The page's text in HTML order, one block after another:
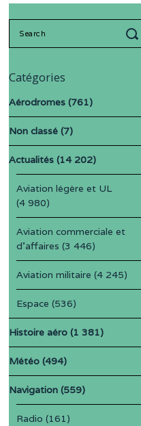
Catégories
Aérodromes (761)
Non classé (7)
Actualités (14 202)
Aviation légère et UL
(4 980)
Aviation commerciale et
d'affaires (3 446)
Aviation militaire (4 245)
Espace (536)
Histoire aéro (1 381)
Météo (494)
Navigation (559)
Radio (161)